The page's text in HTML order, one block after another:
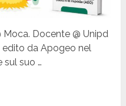
Moca. Docente @ Unipd
edito da Apogeo nel
sul suo …